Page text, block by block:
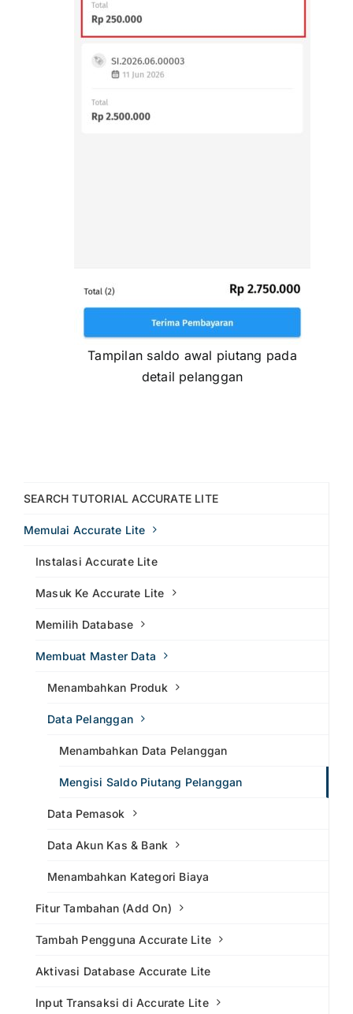
Tampilan saldo awal piutang pada
detail pelanggan
SEARCH TUTORIAL ACCURATE LITE
Memulai Accurate Lite
Instalasi Accurate Lite
Masuk Ke Accurate Lite
Memilih Database
Membuat Master Data
Menambahkan Produk
Data Pelanggan
Menambahkan Data Pelanggan
Mengisi Saldo Piutang Pelanggan
Data Pemasok
Data Akun Kas & Bank
Menambahkan Kategori Biaya
Fitur Tambahan (Add On)
Tambah Pengguna Accurate Lite
Aktivasi Database Accurate Lite
Input Transaksi di Accurate Lite